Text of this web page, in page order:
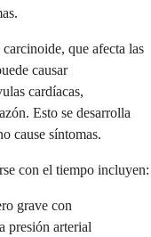
que afecta las
causar
cardíacas,
Esto se desarrolla
cause síntomas.
con el tiempo incluyen:
grave con
presión arterial